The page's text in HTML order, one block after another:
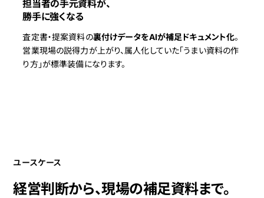
担当者の手元資料が、
勝手に強くなる
査定書・提案資料の裏付けデータをAIが補足ドキュメント化。
営業現場の説得力が上がり、属人化していた「うまい資料の作
り方」が標準装備になります。
ユースケース
経営判断から、現場の補足資料まで。